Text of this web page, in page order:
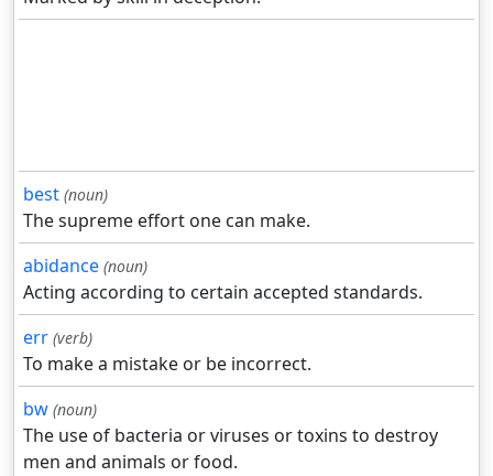
best (noun)
The supreme effort one can make.
abidance (noun)
Acting according to certain accepted standards.
err (verb)
To make a mistake or be incorrect.
bw (noun)
The use of bacteria or viruses or toxins to destroy
men and animals or food.